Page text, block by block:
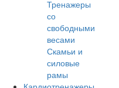
Тренажеры
со
свободными
весами
Скамьи и
силовые
рамы